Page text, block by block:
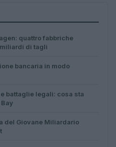
quattro fabbriche
di tagli
bancaria in modo
battaglie legali: cosa sta
del Giovane Miliardario